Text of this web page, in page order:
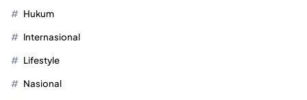
Hukum
Internasional
Lifestyle
Nasional